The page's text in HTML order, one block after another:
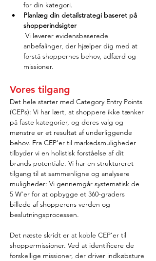
for din kategori.
Planlæg din detailstrategi baseret på
shopperindsigter
anbefalinger, der hjælper dig med at
forstå shoppernes behov, adfærd og
missioner.
Vores tilgang
Det hele starter med Category Entry Points
(CEPs): Vi har lært, at shoppere ikke tænker
på faste kategorier, og deres valg og
mønstre er et resultat af underliggende
behov. Fra CEP’er til markedsmuligheder
tilbyder vi en holistisk forståelse af dit
brands potentiale. Vi har en struktureret
tilgang til at sammenligne og analysere
muligheder: Vi gennemgår systematisk de
5 W'er for at opbygge et 360-graders
billede af shopperens verden og
beslutningsprocessen.
Det næste skridt er at koble CEP’er til
shoppermissioner. Ved at identificere de
forskellige missioner, der driver indkøbsture